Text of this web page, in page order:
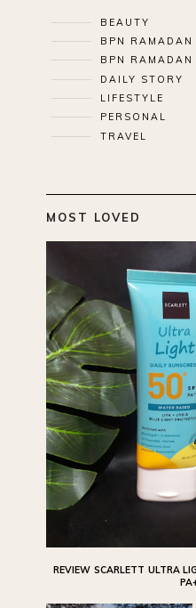
BEAUTY
BPN RAMADAN
BPN RAMADAN
DAILY STORY
LIFESTYLE
PERSONAL
TRAVEL
MOST LOVED
REVIEW SCARLETT ULTRA